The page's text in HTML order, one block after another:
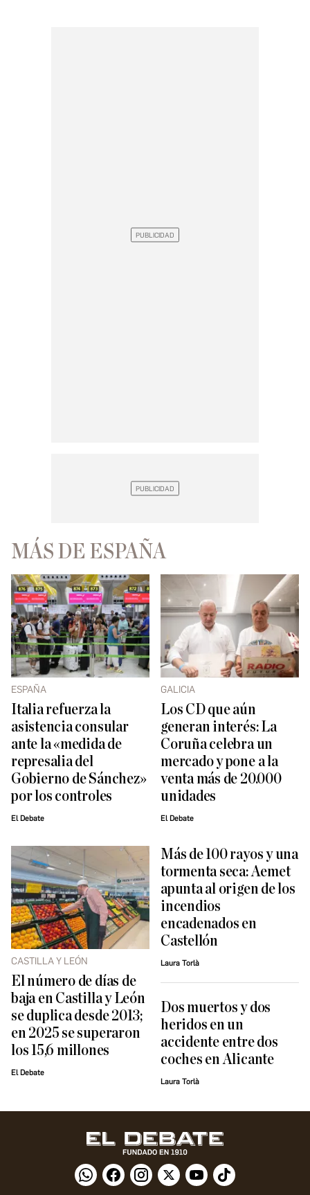
MÁS DE ESPAÑA
ESPAÑA
Italia refuerza la
asistencia consular
ante la «medida de
represalia del
Gobierno de Sánchez»
por los controles
El Debate
GALICIA
Los CD que aún
generan interés: La
Coruña celebra un
mercado y pone a la
venta más de 20.000
unidades
El Debate
CASTILLA Y LEÓN
El número de días de
baja en Castilla y León
se duplica desde 2013;
en 2025 se superaron
los 15,6 millones
El Debate
Más de 100 rayos y una
tormenta seca: Aemet
apunta al origen de los
incendios
encadenados en
Castellón
Laura Torlà
Dos muertos y dos
heridos en un
accidente entre dos
coches en Alicante
Laura Torlà